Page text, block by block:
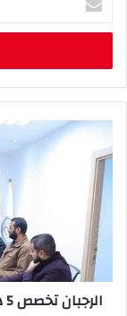
خ
ب
ر
ك
الرجبان تخصص 5 هكتارات لإنشاء مساكن نموذجية للشباب